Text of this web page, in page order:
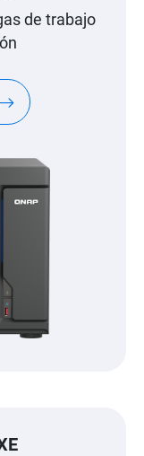
de trabajo